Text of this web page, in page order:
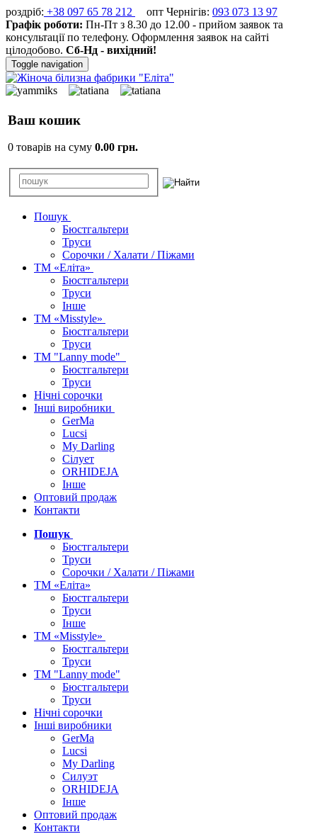
роздріб: +38 097 65 78 212 опт Чернігів: 093 073 13 97
Графік роботи: Пн-Пт з 8.30 до 12.00 - прийом заявок та
консультації по телефону. Оформлення заявок на сайті
цілодобово. Сб-Нд - вихідний!
Toggle navigation
Ваш кошик
0 товарів на суму 0.00 грн.
Пошук
Бюстгальтери
Труси
Сорочки / Халати / Піжами
ТМ «Еліта»
Бюстгальтери
Труси
Інше
ТМ «Misstyle»
Бюстгальтери
Труси
ТМ "Lanny mode"
Бюстгальтери
Труси
Нічні сорочки
Інші виробники
GerMa
Lucsi
My Darling
Сілует
ORHIDEJA
Інше
Оптовий продаж
Контакти
Пошук
Бюстгальтери
Труси
Сорочки / Халати / Піжами
ТМ «Еліта»
Бюстгальтери
Труси
Інше
ТМ «Misstyle»
Бюстгальтери
Труси
ТМ "Lanny mode"
Бюстгальтери
Труси
Нічні сорочки
Інші виробники
GerMa
Lucsi
My Darling
Силуэт
ORHIDEJA
Інше
Оптовий продаж
Контакти